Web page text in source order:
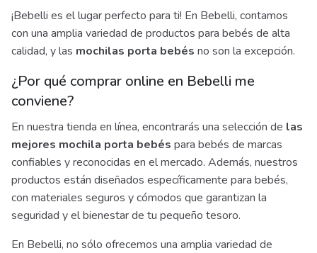
¡Bebelli es el lugar perfecto para ti! En Bebelli, contamos
con una amplia variedad de productos para bebés de alta
calidad, y las mochilas porta bebés no son la excepción.
¿Por qué comprar online en Bebelli me
conviene?
En nuestra tienda en línea, encontrarás una selección de las
mejores mochila porta bebés para bebés de marcas
confiables y reconocidas en el mercado. Además, nuestros
productos están diseñados específicamente para bebés,
con materiales seguros y cómodos que garantizan la
seguridad y el bienestar de tu pequeño tesoro.
En Bebelli, no sólo ofrecemos una amplia variedad de